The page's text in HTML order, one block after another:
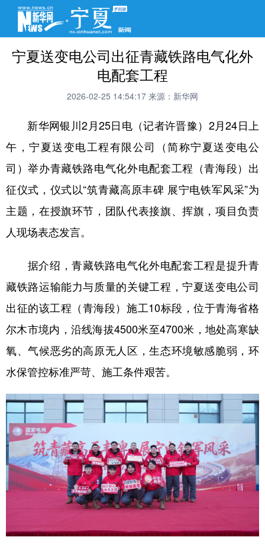
宁夏送变电公司出征青藏铁路电气化外
电配套工程
2026-02-25 14:54:17 来源：新华网
新华网银川2月25日电（记者许晋豫）2月24日上
午，宁夏送变电工程有限公司（简称宁夏送变电公
司）举办青藏铁路电气化外电配套工程（青海段）出
征仪式，仪式以“筑青藏高原丰碑 展宁电铁军风采”为
主题，在授旗环节，团队代表接旗、挥旗，项目负责
人现场表态发言。
据介绍，青藏铁路电气化外电配套工程是提升青
藏铁路运输能力与质量的关键工程，宁夏送变电公司
出征的该工程（青海段）施工10标段，位于青海省格
尔木市境内，沿线海拔4500米至4700米，地处高寒缺
氧、气候恶劣的高原无人区，生态环境敏感脆弱，环
水保管控标准严苛、施工条件艰苦。